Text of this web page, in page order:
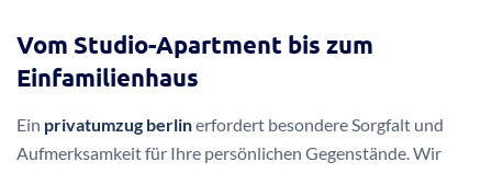
Vom Studio-Apartment bis zum
Einfamilienhaus
Ein privatumzug berlinerfordert besondere Sorgfalt und
Aufmerksamkeit für Ihre persönlichen Gegenstände. Wir